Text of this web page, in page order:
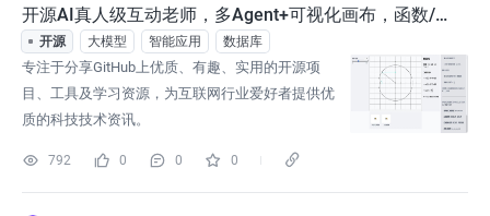
开源AI真人级互动老师，多Agent+可视化画布，函数/
思维导图实时作图！
开源 大模型 智能应用 数据库
专注于分享GitHub上优质、有趣、实用的开源项
目、工具及学习资源，为互联网行业爱好者提供优
质的科技技术资讯。
792 0 0 0